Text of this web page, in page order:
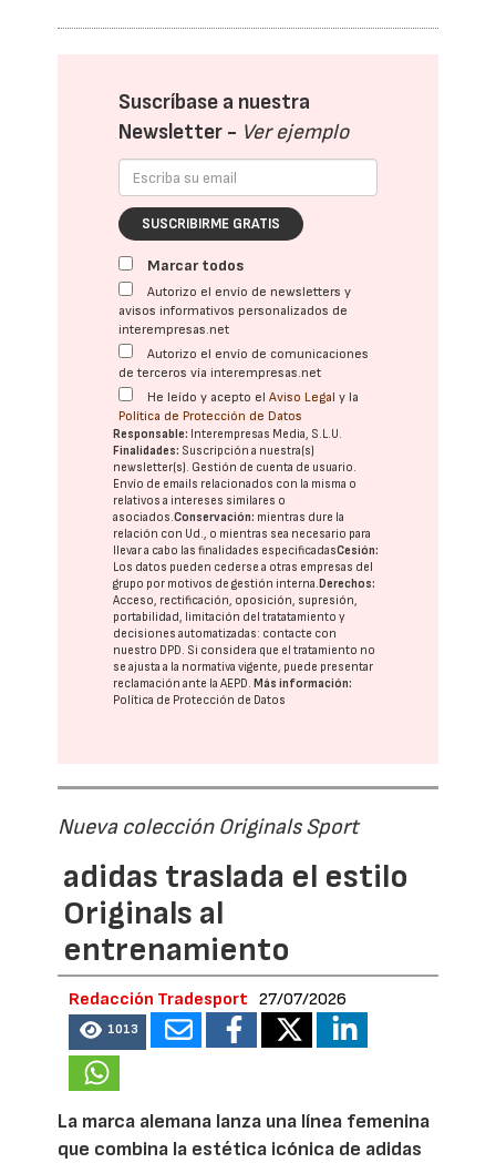
Suscríbase a nuestra
Newsletter - Ver ejemplo
SUSCRIBIRME GRATIS
Marcar todos
Autorizo el envío de newsletters y
avisos informativos personalizados de
interempresas.net
Autorizo el envío de comunicaciones
de terceros vía interempresas.net
He leído y acepto elAviso Legal y la
Política de Protección de Datos
Responsable: Interempresas Media, S.L.U.
Finalidades: Suscripción a nuestra(s)
newsletter(s). Gestión de cuenta de usuario.
Envío de emails relacionados con la misma o
relativos a intereses similares o
asociados.Conservación: mientras dure la
relación con Ud., o mientras sea necesario para
llevar a cabo las finalidades especificadasCesión:
Los datos pueden cederse a otras empresas del
grupo por motivos de gestión interna. Derechos:
Acceso, rectificación, oposición, supresión,
portabilidad, limitación del tratatamiento y
decisiones automatizadas: contacte con
nuestro DPD. Si considera que el tratamiento no
se ajusta a la normativa vigente, puede presentar
reclamación ante laAEPD. Más información:
Política de Protección de Datos
Nueva colección Originals Sport
adidas traslada el estilo
Originals al
entrenamiento
Redacción Tradesport 27/07/2026
1013
La marca alemana lanza una línea femenina
que combina la estética icónica de adidas